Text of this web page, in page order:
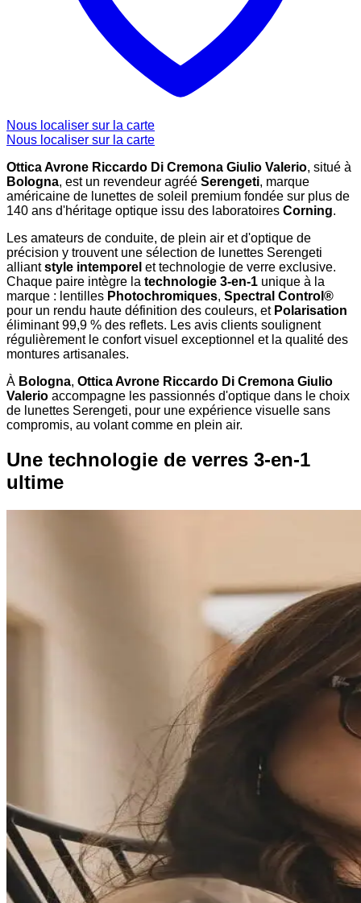
Nous localiser sur la carte
Nous localiser sur la carte
Ottica Avrone Riccardo Di Cremona Giulio Valerio, situé à
Bologna, est un revendeur agréé Serengeti, marque
américaine de lunettes de soleil premium fondée sur plus de
140 ans d'héritage optique issu des laboratoires Corning.
Les amateurs de conduite, de plein air et d'optique de
précision y trouvent une sélection de lunettes Serengeti
alliantstyle intemporel et technologie de verre exclusive.
Chaque paire intègre la technologie 3-en-1 unique à la
marque : lentilles Photochromiques, Spectral Control®
pour un rendu haute définition des couleurs, et Polarisation
éliminant 99,9 % des reflets. Les avis clients soulignent
régulièrement le confort visuel exceptionnel et la qualité des
montures artisanales.
À Bologna, Ottica Avrone Riccardo Di Cremona Giulio
Valerio accompagne les passionnés d'optique dans le choix
de lunettes Serengeti, pour une expérience visuelle sans
compromis, au volant comme en plein air.
Une technologie de verres 3-en-1
ultime